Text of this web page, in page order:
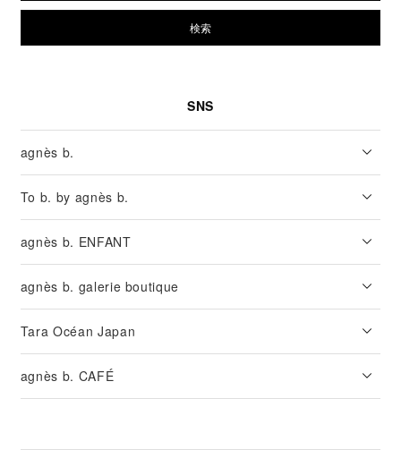
検索
SNS
agnès b.
To b. by agnès b.
agnès b. ENFANT
agnès b. galerie boutique
Tara Océan Japan
agnès b. CAFÉ